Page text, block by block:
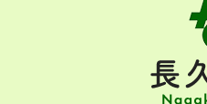
Nagakute
City